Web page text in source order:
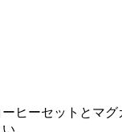
ヒーセットとマグ
。